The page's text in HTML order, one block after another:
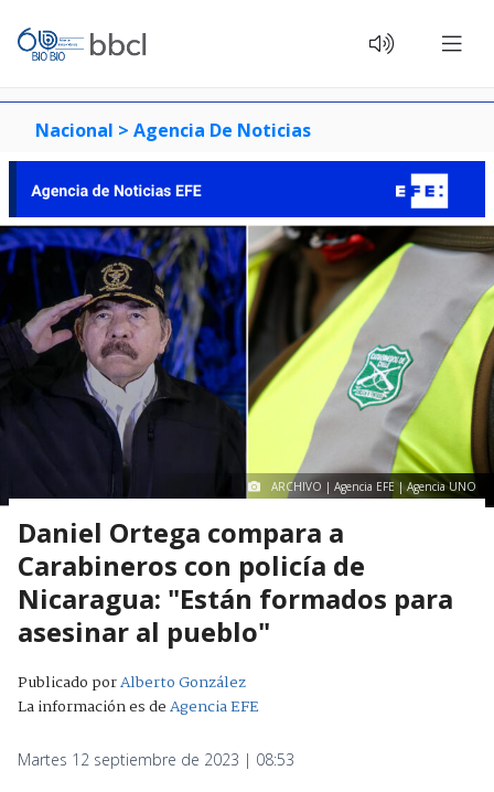
Nacional > Agencia De Noticias
ARCHIVO | Agencia EFE | Agencia UNO
Daniel Ortega compara a
Carabineros con policía de
Nicaragua: "Están formados para
asesinar al pueblo"
Publicado porAlberto González
La información es deAgencia EFE
Martes 12 septiembre de 2023 | 08:53